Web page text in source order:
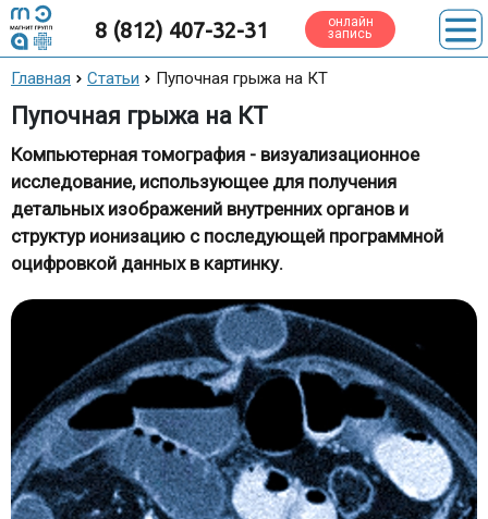
8 (812) 407-32-31 онлайн
запись
Главная Статьи Пупочная грыжа на КТ
Пупочная грыжа на КТ
Компьютерная томография - визуализационное
исследование, использующее для получения
детальных изображений внутренних органов и
структур ионизацию с последующей программной
оцифровкой данных в картинку.